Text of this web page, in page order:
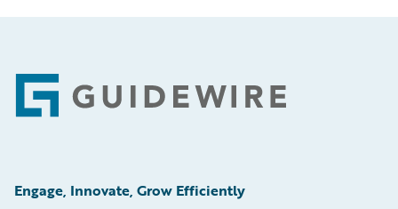
Footer
Engage, Innovate, Grow Efficiently